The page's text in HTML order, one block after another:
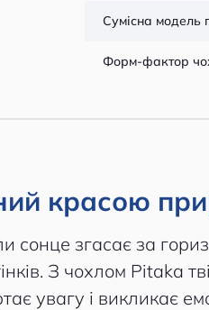
Сумісна модель
Форм-фактор
красою
сонце згасає за
З чохлом Pitaka
увагу і викликає